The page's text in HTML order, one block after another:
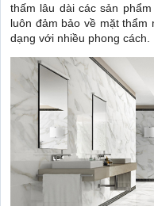
thấm lâu dài các sản
luôn đảm bảo về mặt thẩm
dạng với nhiều phong cách.